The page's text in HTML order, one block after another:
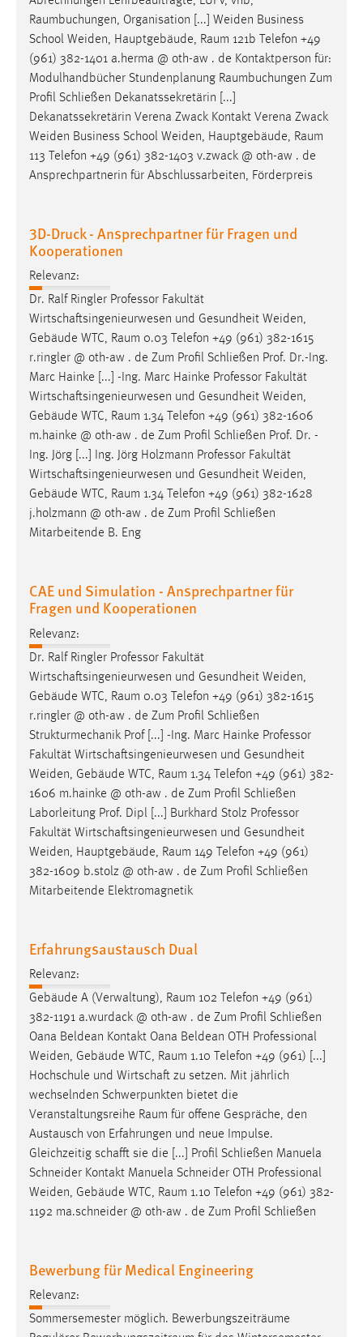
Raumbuchungen, Organisation [...] Weiden Business
School Weiden, Hauptgebäude, Raum 121b Telefon +49
(961) 382-1401 a.herma @ oth-aw . de Kontaktperson für:
Modulhandbücher Stundenplanung Raumbuchungen Zum
Profil Schließen Dekanatssekretärin [...]
Dekanatssekretärin Verena Zwack Kontakt Verena Zwack
Weiden Business School Weiden, Hauptgebäude, Raum
113 Telefon +49 (961) 382-1403 v.zwack @ oth-aw . de
Ansprechpartnerin für Abschlussarbeiten, Förderpreis
3D-Druck - Ansprechpartner für Fragen und
Kooperationen
Relevanz:
Dr. Ralf Ringler Professor Fakultät
Wirtschaftsingenieurwesen und Gesundheit Weiden,
Gebäude WTC, Raum 0.03 Telefon +49 (961) 382-1615
r.ringler @ oth-aw . de Zum Profil Schließen Prof. Dr.-Ing.
Marc Hainke [...] -Ing. Marc Hainke Professor Fakultät
Wirtschaftsingenieurwesen und Gesundheit Weiden,
Gebäude WTC, Raum 1.34 Telefon +49 (961) 382-1606
m.hainke @ oth-aw . de Zum Profil Schließen Prof. Dr. -
Ing. Jörg [...] Ing. Jörg Holzmann Professor Fakultät
Wirtschaftsingenieurwesen und Gesundheit Weiden,
Gebäude WTC, Raum 1.34 Telefon +49 (961) 382-1628
j.holzmann @ oth-aw . de Zum Profil Schließen
Mitarbeitende B. Eng
CAE und Simulation - Ansprechpartner für
Fragen und Kooperationen
Relevanz:
Dr. Ralf Ringler Professor Fakultät
Wirtschaftsingenieurwesen und Gesundheit Weiden,
Gebäude WTC, Raum 0.03 Telefon +49 (961) 382-1615
r.ringler @ oth-aw . de Zum Profil Schließen
Strukturmechanik Prof [...] -Ing. Marc Hainke Professor
Fakultät Wirtschaftsingenieurwesen und Gesundheit
Weiden, Gebäude WTC, Raum 1.34 Telefon +49 (961) 382-
1606 m.hainke @ oth-aw . de Zum Profil Schließen
Laborleitung Prof. Dipl [...] Burkhard Stolz Professor
Fakultät Wirtschaftsingenieurwesen und Gesundheit
Weiden, Hauptgebäude, Raum 149 Telefon +49 (961)
382-1609 b.stolz @ oth-aw . de Zum Profil Schließen
Mitarbeitende Elektromagnetik
Erfahrungsaustausch Dual
Relevanz:
Gebäude A (Verwaltung), Raum 102 Telefon +49 (961)
382-1191 a.wurdack @ oth-aw . de Zum Profil Schließen
Oana Beldean Kontakt Oana Beldean OTH Professional
Weiden, Gebäude WTC, Raum 1.10 Telefon +49 (961) [...]
Hochschule und Wirtschaft zu setzen. Mit jährlich
wechselnden Schwerpunkten bietet die
Veranstaltungsreihe Raum für offene Gespräche, den
Austausch von Erfahrungen und neue Impulse.
Gleichzeitig schafft sie die [...] Profil Schließen Manuela
Schneider Kontakt Manuela Schneider OTH Professional
Weiden, Gebäude WTC, Raum 1.10 Telefon +49 (961) 382-
1192 ma.schneider @ oth-aw . de Zum Profil Schließen
Bewerbung für Medical Engineering
Relevanz:
Sommersemester möglich. Bewerbungszeiträume